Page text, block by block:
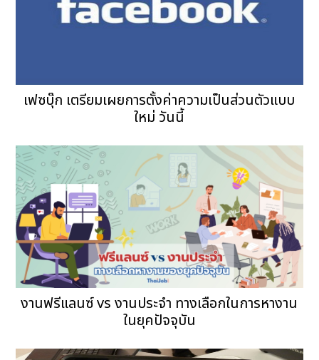
เฟซบุ๊ก เตรียมเผยการตั้งค่าความเป็นส่วนตัวแบบ
ใหม่ วันนี้
งานฟรีแลนซ์ vs งานประจำ ทางเลือกในการหางาน
ในยุคปัจจุบัน